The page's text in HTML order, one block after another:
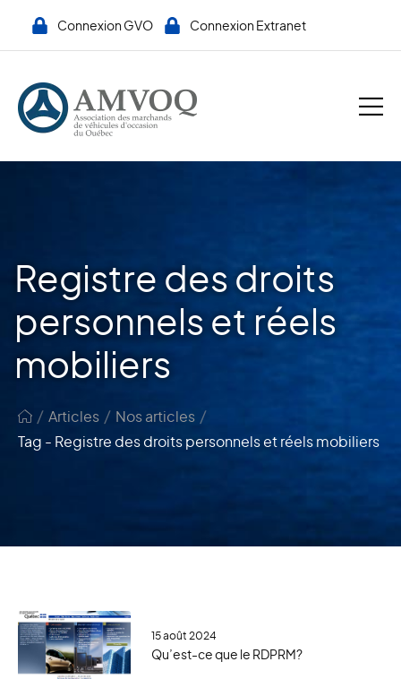
Connexion GVO Connexion Extranet
Registre des droits
personnels et réels
mobiliers
/ Articles / Nos articles /
Tag - Registre des droits personnels et réels mobiliers
15 août 2024
Qu’est-ce que le RDPRM?